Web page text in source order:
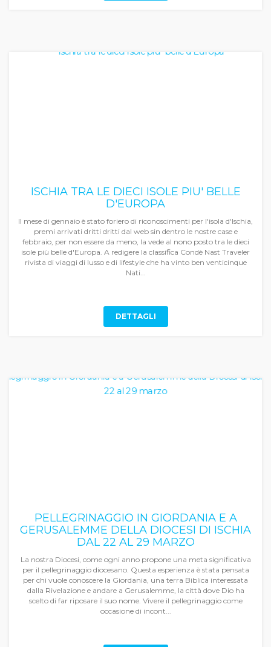
ISCHIA TRA LE DIECI ISOLE PIU' BELLE
D'EUROPA
Il mese di gennaio è stato foriero di riconoscimenti per l'isola d'Ischia,
premi arrivati dritti dritti dal web sin dentro le nostre case e
febbraio, per non essere da meno, la vede al nono posto tra le dieci
isole più belle d'Europa. A redigere la classifica Condè Nast Traveler
rivista di viaggi di lusso e di lifestyle che ha vinto ben venticinque
Nati...
DETTAGLI
PELLEGRINAGGIO IN GIORDANIA E A
GERUSALEMME DELLA DIOCESI DI ISCHIA
DAL 22 AL 29 MARZO
La nostra Diocesi, come ogni anno propone una meta significativa
per il pellegrinaggio diocesano. Questa esperienza è stata pensata
per chi vuole conoscere la Giordania, una terra Biblica interessata
dalla Rivelazione e andare a Gerusalemme, la città dove Dio ha
scelto di far riposare il suo nome. Vivere il pellegrinaggio come
occasione di incont...